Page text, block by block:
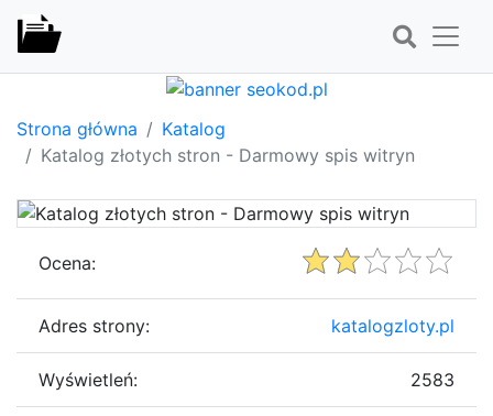
Strona główna
Katalog
Katalog złotych stron - Darmowy spis witryn
Ocena:
Adres strony: katalogzloty.pl
Wyświetleń: 2583